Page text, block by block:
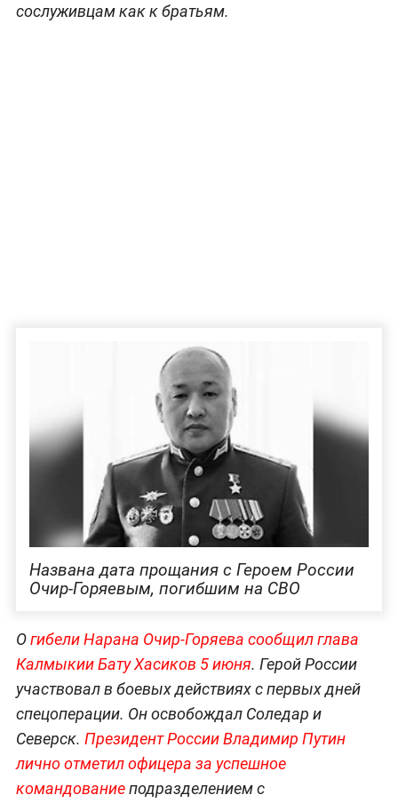
сослуживцам как к братьям.
Названа дата прощания с Героем России
Очир-Горяевым, погибшим на СВО
Огибели Нарана Очир-Горяева сообщил глава
Калмыкии Бату Хасиков 5 июня. Герой России
участвовал в боевых действиях с первых дней
спецоперации. Он освобождал Соледар и
Северск. Президент России Владимир Путин
лично отметил офицера за успешное
командованиеподразделением с